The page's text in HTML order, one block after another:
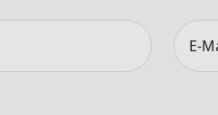
E-